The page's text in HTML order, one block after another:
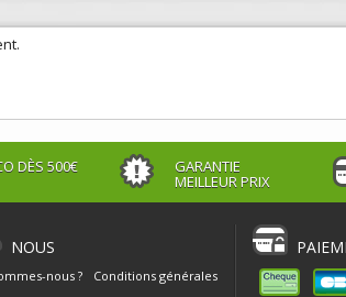
DÈS 500€ GARANTIE
MEILLEUR PRIX
NOUS
nous ?
Conditions générales